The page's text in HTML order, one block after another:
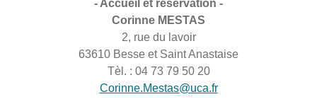
- Accueil et réservation -
Corinne MESTAS
2, rue du lavoir
63610 Besse et Saint Anastaise
Tèl. : 04 73 79 50 20
Corinne.Mestas@uca.fr